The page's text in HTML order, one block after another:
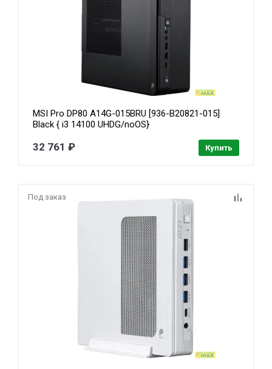
MSI Pro DP80 A14G-015BRU [936-B20821-015]
Black { i3 14100 UHDG/noOS}
32 761 ₽ Купить
Под заказ